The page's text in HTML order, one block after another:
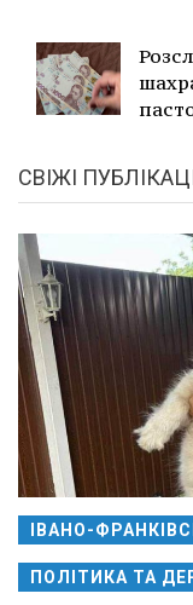
СВІЖІ
ІВАНО-
ПОЛІТИКА ТА